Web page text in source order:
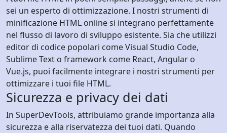
sei un esperto di ottimizzazione. I nostri strumenti di
minificazione HTML online si integrano perfettamente
nel flusso di lavoro di sviluppo esistente. Sia che utilizzi
editor di codice popolari come Visual Studio Code,
Sublime Text o framework come React, Angular o
Vue.js, puoi facilmente integrare i nostri strumenti per
ottimizzare i tuoi file HTML.
Sicurezza e privacy dei dati
In SuperDevTools, attribuiamo grande importanza alla
sicurezza e alla riservatezza dei tuoi dati. Quando